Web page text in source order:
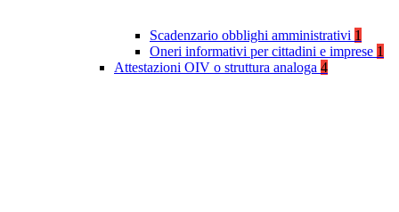
Scadenzario obblighi amministrativi 1
Oneri informativi per cittadini e imprese 1
Attestazioni OIV o struttura analoga 4